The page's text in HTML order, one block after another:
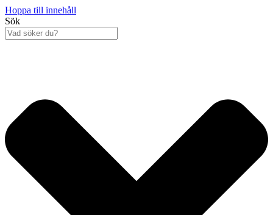
Hoppa till innehåll
Sök